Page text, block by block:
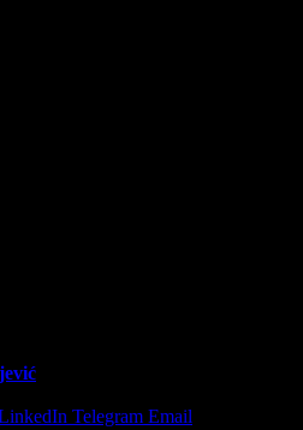
Telegram Email